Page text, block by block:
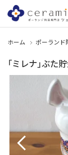
ホーム ポーランド
「ミレナ」ぶた